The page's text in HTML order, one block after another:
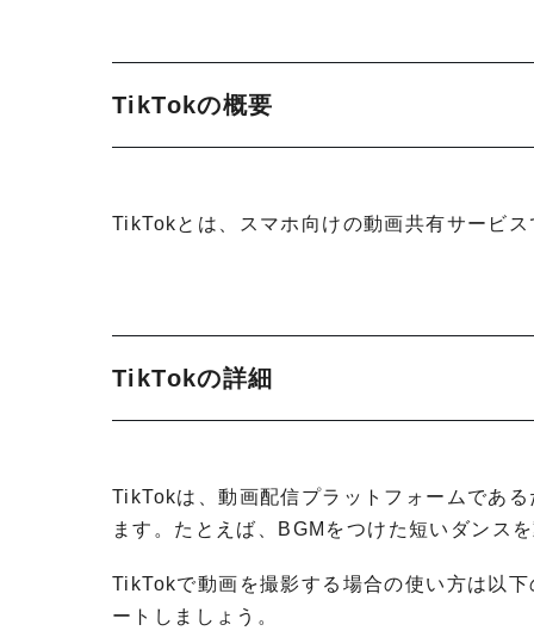
TikTokの概要
TikTokとは、スマホ向けの動画共有サービ
TikTokの詳細
TikTokは、動画配信プラットフォームであ
ます。たとえば、BGMをつけた短いダンス
TikTokで動画を撮影する場合の使い方は以
ートしましょう。